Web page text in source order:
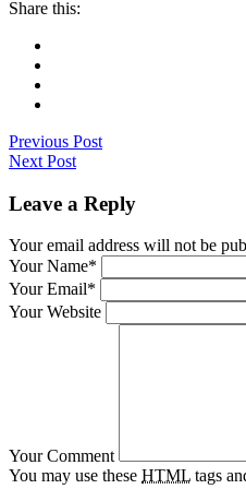
Share this:
Previous Post
Next Post
Leave a Reply
Your email address will not be
Your Name*
Your Email*
Your Website
Your Comment
You may use these HTML tags